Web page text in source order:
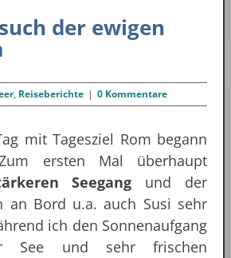
der ewigen
, Reiseberichte | 0 Kommentare
mit Tagesziel Rom begann
ersten Mal überhaupt
Seegang und der
an Bord u.a. auch Susi sehr
ich den Sonnenaufgang
See und sehr frischen